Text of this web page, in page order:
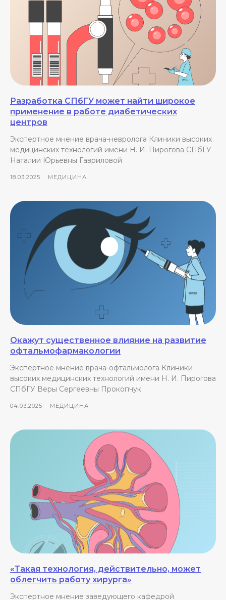
Разработка СПбГУ может найти широкое
применение в работе диабетических
центров
Экспертное мнение врача-невролога Клиники высоких
медицинских технологий имени Н. И. Пирогова СПбГУ
Наталии Юрьевны Гавриловой
18.03.2025 МЕДИЦИНА
Окажут существенное влияние на развитие
офтальмофармакологии
Экспертное мнение врача-офтальмолога Клиники
высоких медицинских технологий имени Н. И. Пирогова
СПбГУ Веры Сергеевны Прокопчук
04.03.2025 МЕДИЦИНА
«Такая технология, действительно, может
облегчить работу хирурга»
Экспертное мнение заведующего кафедрой